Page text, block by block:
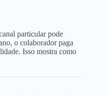
particular pode
o colaborador paga
Isso mostra como